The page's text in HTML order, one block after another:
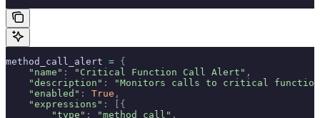
method_call_alert = {
    "name"
: "Critical Function Call Alert" ,
    "description"
:
"Monitors calls to critical
    "enabled"
: True ,
    "expressions"
:
[{
        "type"
: "method_call" ,